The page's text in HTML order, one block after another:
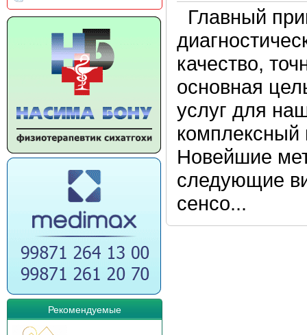
Рекомендуемые
Главный
качество,
основная
услуг для
комплексный
Новейшие
следующие
сенсо...